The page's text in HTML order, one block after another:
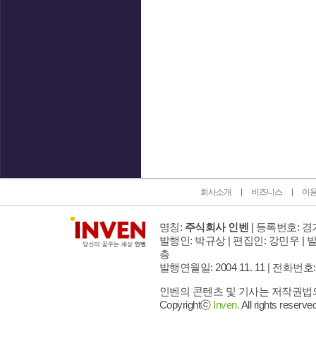
회사소개 비즈니스 이
명칭: 주식회사 인벤 | 등록번호: 경
발행인: 박규상 | 편집인: 강민우 |
층
발행연월일: 2004 11. 11 | 전화번호
인벤의 콘텐츠 및 기사는 저작권
Copyrightⓒ Inven.All rights